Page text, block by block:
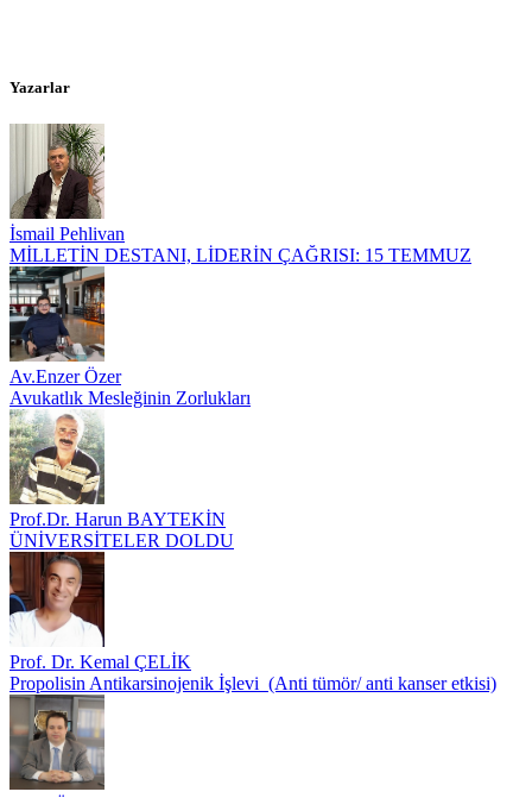
Yazarlar
İsmail Pehlivan
MİLLETİN DESTANI, LİDERİN ÇAĞRISI: 15 TEMMUZ
Av.Enzer Özer
Avukatlık Mesleğinin Zorlukları
Prof.Dr. Harun BAYTEKİN
ÜNİVERSİTELER DOLDU
Prof. Dr. Kemal ÇELİK
Propolisin Antikarsinojenik İşlevi (Anti tümör/ anti kanser etkisi)